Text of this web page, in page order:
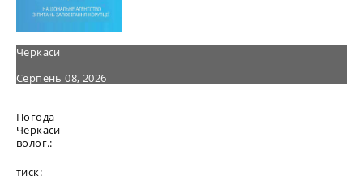
Черкаси
Серпень 08, 2026
Погода
Черкаси
волог.:
тиск: